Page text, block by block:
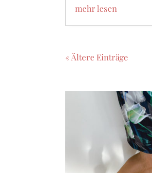
mehr lesen
« Ältere Einträge